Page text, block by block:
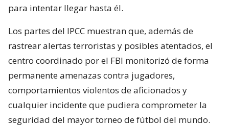
para intentar llegar hasta él.
Los partes del IPCC muestran que, además de
rastrear alertas terroristas y posibles atentados, el
centro coordinado por el FBI monitorizó de forma
permanente amenazas contra jugadores,
comportamientos violentos de aficionados y
cualquier incidente que pudiera comprometer la
seguridad del mayor torneo de fútbol del mundo.